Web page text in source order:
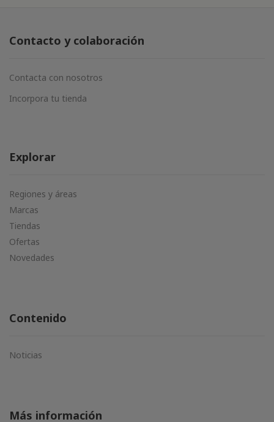
Contacto y colaboración
Contacta con nosotros
Incorpora tu tienda
Explorar
Regiones y áreas
Marcas
Tiendas
Ofertas
Novedades
Contenido
Noticias
Más información